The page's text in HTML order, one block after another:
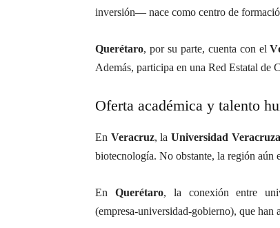
inversión— nace como centro de
Querétaro, por su parte, cuenta con el
Además, participa en una Red Estatal de
Oferta académica y talento
En Veracruz, laUniversidad
biotecnología. No obstante, la región aún
En Querétaro, la conexión entre
(empresa‑universidad‑gobierno), que